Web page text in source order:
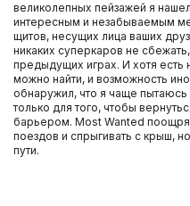
великолепных пейзажей я
интересным и незабываемым
щитов, несущих лица ваших
никаких суперкаров не
предыдущих играх. И хотя есть
можно найти, и возможность
обнаружил, что я чаще
только для того, чтобы
барьером. Most Wanted
поездов и спрыгивать с крыш,
пути.